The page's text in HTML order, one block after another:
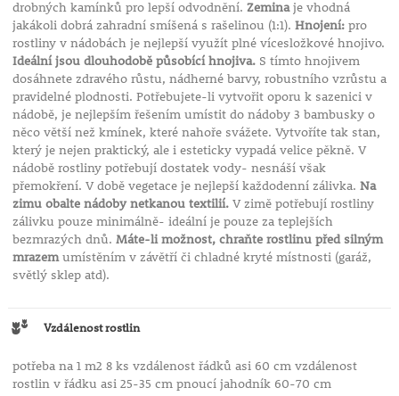
drobných kamínků pro lepší odvodnění. Zeminaje vhodná
jakákoli dobrá zahradní smíšená s rašelinou (1:1). Hnojení:pro
rostliny v nádobách je nejlepší využít plné vícesložkové hnojivo.
Ideální jsou dlouhodobě působící hnojiva.S tímto hnojivem
dosáhnete zdravého růstu, nádherné barvy, robustního vzrůstu a
pravidelné plodnosti. Potřebujete-li vytvořit oporu k sazenici v
nádobě, je nejlepším řešením umístit do nádoby 3 bambusky o
něco větší než kmínek, které nahoře svážete. Vytvoříte tak stan,
který je nejen praktický, ale i esteticky vypadá velice pěkně. V
nádobě rostliny potřebují dostatek vody- nesnáší však
přemokření. V době vegetace je nejlepší každodenní zálivka. Na
zimu obalte nádoby netkanou textilií.V zimě potřebují rostliny
zálivku pouze minimálně- ideální je pouze za teplejších
bezmrazých dnů. Máte-li možnost, chraňte rostlinu před silným
mrazemumístěním v závětří či chladné kryté místnosti (garáž,
světlý sklep atd).
Vzdálenost rostlin
potřeba na 1 m2 8 ks vzdálenost řádků asi 60 cm vzdálenost
rostlin v řádku asi 25-35 cm pnoucí jahodník 60-70 cm